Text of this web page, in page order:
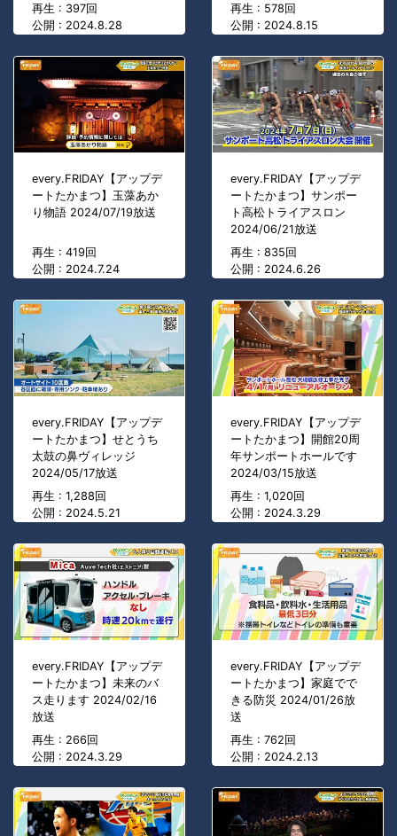
再生 : 397回
公開 : 2024.8.28
再生 : 578回
公開 : 2024.8.15
every.FRIDAY【アップデ
ートたかまつ】玉藻あか
り物語 2024/07/19放送
再生 : 419回
公開 : 2024.7.24
every.FRIDAY【アップデ
ートたかまつ】サンポー
ト高松トライアスロン
2024/06/21放送
再生 : 835回
公開 : 2024.6.26
every.FRIDAY【アップデ
ートたかまつ】せとうち
太鼓の鼻ヴィレッジ
2024/05/17放送
再生 : 1,288回
公開 : 2024.5.21
every.FRIDAY【アップデ
ートたかまつ】開館20周
年サンポートホールです
2024/03/15放送
再生 : 1,020回
公開 : 2024.3.29
every.FRIDAY【アップデ
ートたかまつ】未来のバ
ス走ります 2024/02/16
放送
再生 : 266回
公開 : 2024.3.29
every.FRIDAY【アップデ
ートたかまつ】家庭でで
きる防災 2024/01/26放
送
再生 : 762回
公開 : 2024.2.13